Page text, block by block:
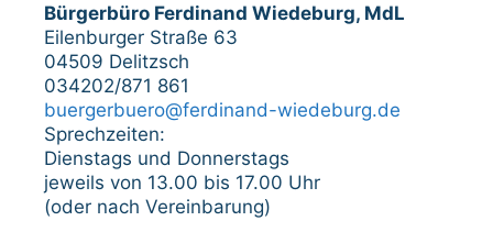
Bürgerbüro Ferdinand Wiedeburg, MdL
Eilenburger Straße 63
04509 Delitzsch
034202/871 861
buergerbuero@ferdinand-wiedeburg.de
Sprechzeiten:
Dienstags und Donnerstags
jeweils von 13.00 bis 17.00 Uhr
(oder nach Vereinbarung)